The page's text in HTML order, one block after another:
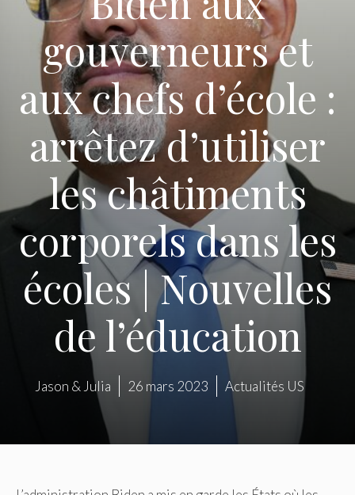
gouverneurs et
aux chefs d’école :
arrêtez d’utiliser
les châtiments
corporels dans les
écoles | Nouvelles
de l’éducation
Jason & Julia 26 mars 2023 Actualités US